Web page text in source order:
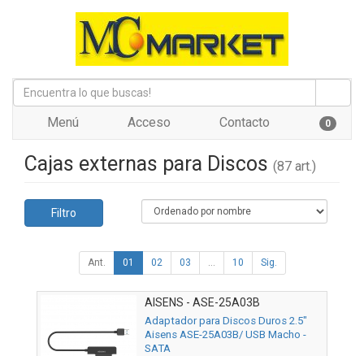
Menú Acceso Contacto 0
Cajas externas para Discos (87 art.)
Filtro
Ant. 01 02 03 ... 10 Sig.
AISENS - ASE-25A03B
Adaptador para Discos Duros 2.5"
Aisens ASE-25A03B/ USB Macho -
SATA